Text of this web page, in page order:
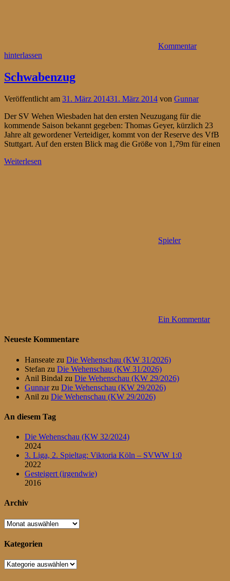
Kommentar
hinterlassen
Schwabenzug
Veröffentlicht am 31. März 201431. März 2014 von Gunnar
Der SV Wehen Wiesbaden hat den ersten Neuzugang für die
kommende Saison bekannt gegeben: Thomas Geyer, kürzlich 23
Jahre alt gewordener Verteidiger, kommt von der Reserve des VfB
Stuttgart. Auf den ersten Blick mag die Größe von 1,79m für einen
Weiterlesen
Spieler
Ein Kommentar
Neueste Kommentare
Hanseate zu Die Wehenschau (KW 31/2026)
Stefan zu Die Wehenschau (KW 31/2026)
Anil Bindal zu Die Wehenschau (KW 29/2026)
Gunnarzu Die Wehenschau (KW 29/2026)
Anil zu Die Wehenschau (KW 29/2026)
An diesem Tag
Die Wehenschau (KW 32/2024)
2024
3. Liga, 2. Spieltag: Viktoria Köln – SVWW 1:0
2022
Gesteigert (irgendwie)
2016
Archiv
Archiv
Kategorien
Kategorien